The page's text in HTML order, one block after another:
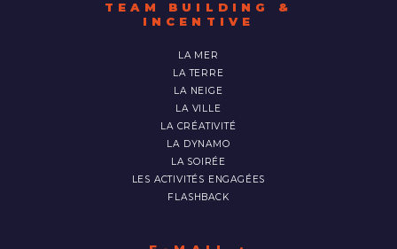
TEAM BUILDING &
INCENTIVE
LA MER
LA TERRE
LA NEIGE
LA VILLE
LA CRÉATIVITÉ
LA DYNAMO
LA SOIRÉE
LES ACTIVITÉS ENGAGÉES
FLASHBACK